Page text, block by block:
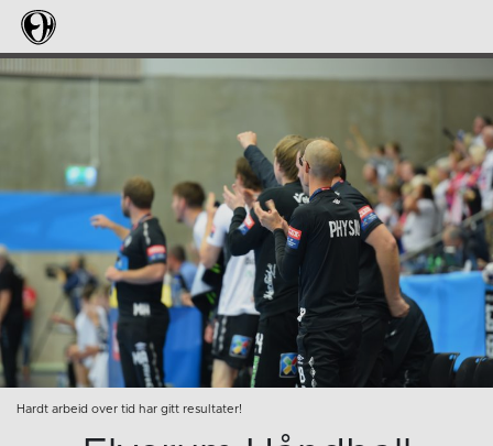
Hardt arbeid over tid har gitt resultater!